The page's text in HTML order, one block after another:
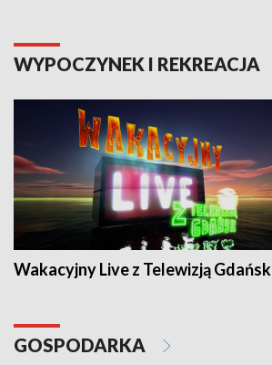
WYPOCZYNEK I REKREACJA
Wakacyjny Live z Telewizją Gdańsk
GOSPODARKA